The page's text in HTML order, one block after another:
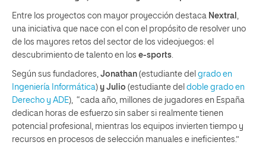
Entre los proyectos con mayor proyección destaca Nextral
una iniciativa que nace con el con el propósito de resolver uno
de los mayores retos del sector de los videojuegos: el
descubrimiento de talento en los e-sports
Según sus fundadores, Jonathan (estudiante del grado en
Ingeniería Informática) y Julio (estudiante del doble grado en
Derecho y ADE), “cada año, millones de jugadores en España
dedican horas de esfuerzo sin saber si realmente tienen
potencial profesional, mientras los equipos invierten tiempo y
recursos en procesos de selección manuales e ineficientes.”